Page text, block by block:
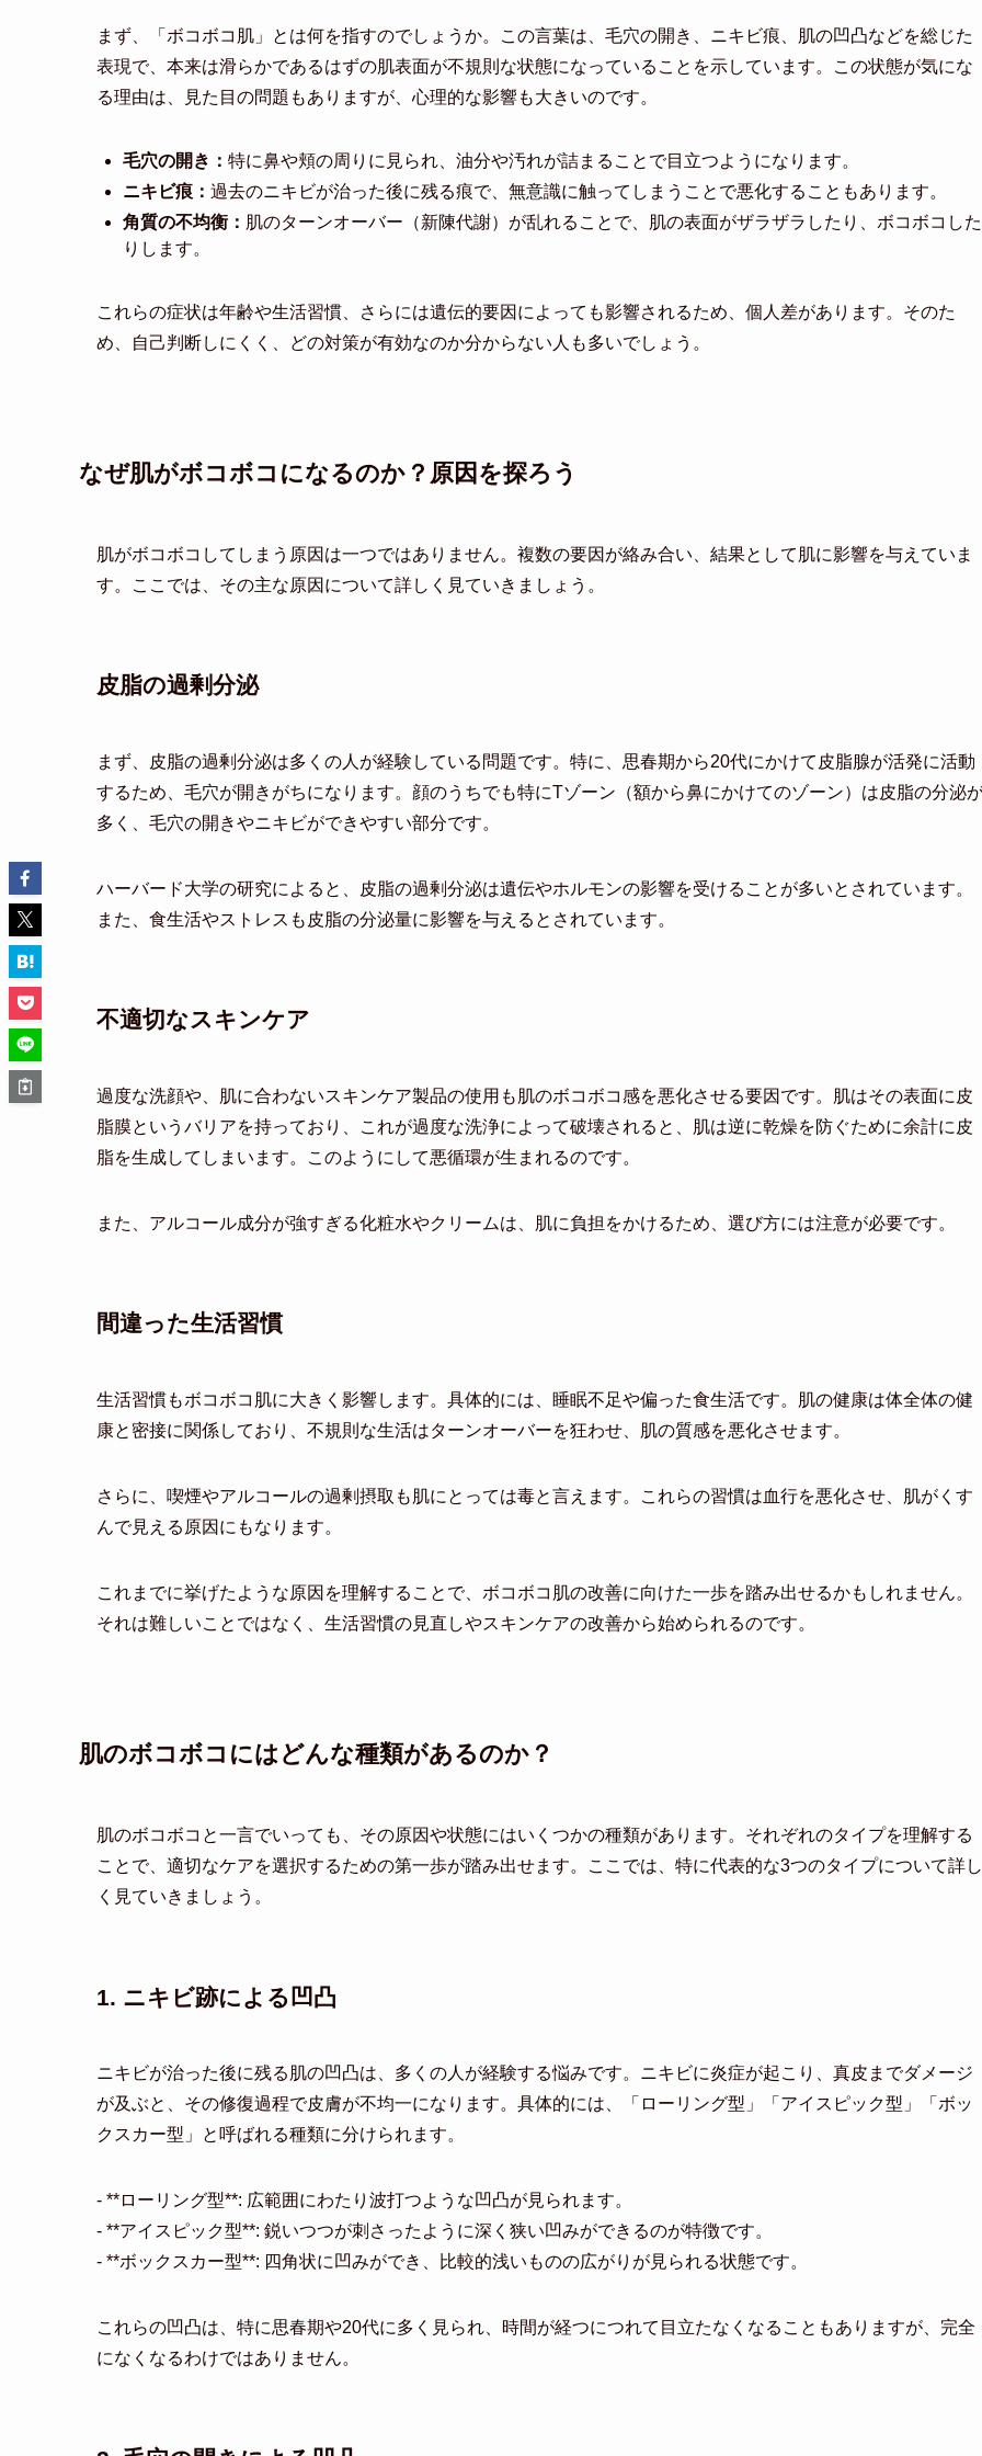
まず、「ボコボコ肌」とは何を指すのでしょうか。この言葉は、毛穴の開き、ニキビ痕、肌の凹凸などを総じた
表現で、本来は滑らかであるはずの肌表面が不規則な状態になっていることを示しています。この状態が気にな
る理由は、見た目の問題もありますが、心理的な影響も大きいのです。
毛穴の開き： 特に鼻や頬の周りに見られ、油分や汚れが詰まることで目立つようになります。
ニキビ痕： 過去のニキビが治った後に残る痕で、無意識に触ってしまうことで悪化することもあります。
角質の不均衡： 肌のターンオーバー（新陳代謝）が乱れることで、肌の表面がザラザラしたり、ボコボコした
りします。
これらの症状は年齢や生活習慣、さらには遺伝的要因によっても影響されるため、個人差があります。そのた
め、自己判断しにくく、どの対策が有効なのか分からない人も多いでしょう。
なぜ肌がボコボコになるのか？原因を探ろう
肌がボコボコしてしまう原因は一つではありません。複数の要因が絡み合い、結果として肌に影響を与えていま
す。ここでは、その主な原因について詳しく見ていきましょう。
皮脂の過剰分泌
まず、皮脂の過剰分泌は多くの人が経験している問題です。特に、思春期から20代にかけて皮脂腺が活発に活動
するため、毛穴が開きがちになります。顔のうちでも特にTゾーン（額から鼻にかけてのゾーン）は皮脂の分泌
多く、毛穴の開きやニキビができやすい部分です。
ハーバード大学の研究によると、皮脂の過剰分泌は遺伝やホルモンの影響を受けることが多いとされています。
また、食生活やストレスも皮脂の分泌量に影響を与えるとされています。
不適切なスキンケア
過度な洗顔や、肌に合わないスキンケア製品の使用も肌のボコボコ感を悪化させる要因です。肌はその表面に皮
脂膜というバリアを持っており、これが過度な洗浄によって破壊されると、肌は逆に乾燥を防ぐために余計に皮
脂を生成してしまいます。このようにして悪循環が生まれるのです。
また、アルコール成分が強すぎる化粧水やクリームは、肌に負担をかけるため、選び方には注意が必要です。
間違った生活習慣
生活習慣もボコボコ肌に大きく影響します。具体的には、睡眠不足や偏った食生活です。肌の健康は体全体の健
康と密接に関係しており、不規則な生活はターンオーバーを狂わせ、肌の質感を悪化させます。
さらに、喫煙やアルコールの過剰摂取も肌にとっては毒と言えます。これらの習慣は血行を悪化させ、肌がくす
んで見える原因にもなります。
これまでに挙げたような原因を理解することで、ボコボコ肌の改善に向けた一歩を踏み出せるかもしれません。
それは難しいことではなく、生活習慣の見直しやスキンケアの改善から始められるのです。
肌のボコボコにはどんな種類があるのか？
肌のボコボコと一言でいっても、その原因や状態にはいくつかの種類があります。それぞれのタイプを理解する
ことで、適切なケアを選択するための第一歩が踏み出せます。ここでは、特に代表的な3つのタイプについて詳し
く見ていきましょう。
1. ニキビ跡による凹凸
ニキビが治った後に残る肌の凹凸は、多くの人が経験する悩みです。ニキビに炎症が起こり、真皮までダメージ
が及ぶと、その修復過程で皮膚が不均一になります。具体的には、「ローリング型」「アイスピック型」「ボッ
クスカー型」と呼ばれる種類に分けられます。
- **ローリング型**: 広範囲にわたり波打つような凹凸が見られます。
- **アイスピック型**: 鋭いつつが刺さったように深く狭い凹みができるのが特徴です。
- **ボックスカー型**: 四角状に凹みができ、比較的浅いものの広がりが見られる状態です。
これらの凹凸は、特に思春期や20代に多く見られ、時間が経つにつれて目立たなくなることもありますが、完全
になくなるわけではありません。